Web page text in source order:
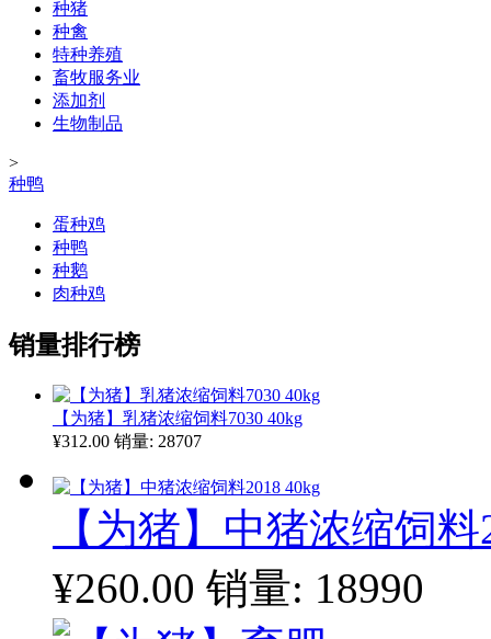
种猪
种禽
特种养殖
畜牧服务业
添加剂
生物制品
>
种鸭
蛋种鸡
种鸭
种鹅
肉种鸡
销量排行榜
【为猪】乳猪浓缩饲料7030 40kg
¥312.00 销量: 28707
【为猪】中猪浓缩饲
¥260.00 销量: 18990